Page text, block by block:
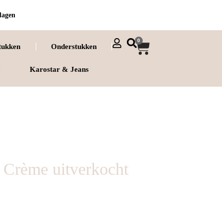
Onderstukken
Karostar & Jeans
0
uitverkocht